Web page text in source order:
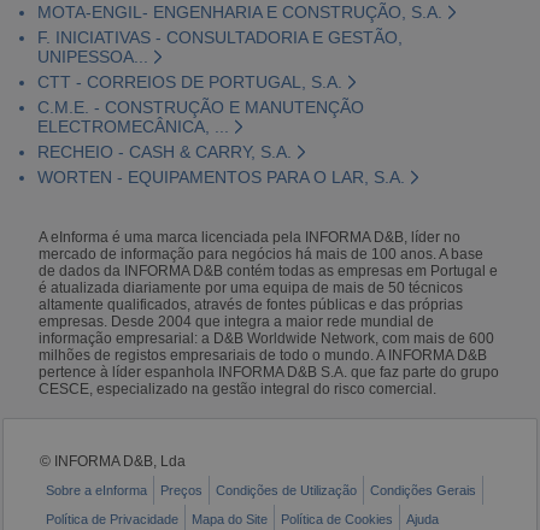
MOTA-ENGIL- ENGENHARIA E CONSTRUÇÃO, S.A.
F. INICIATIVAS - CONSULTADORIA E GESTÃO,
UNIPESSOA...
CTT - CORREIOS DE PORTUGAL, S.A.
C.M.E. - CONSTRUÇÃO E MANUTENÇÃO
ELECTROMECÂNICA, ...
RECHEIO - CASH & CARRY, S.A.
WORTEN - EQUIPAMENTOS PARA O LAR, S.A.
A eInforma é uma marca licenciada pela INFORMA D&B, líder no
mercado de informação para negócios há mais de 100 anos. A base
de dados da INFORMA D&B contém todas as empresas em Portugal e
é atualizada diariamente por uma equipa de mais de 50 técnicos
altamente qualificados, através de fontes públicas e das próprias
empresas. Desde 2004 que integra a maior rede mundial de
informação empresarial: a D&B Worldwide Network, com mais de 600
milhões de registos empresariais de todo o mundo. A INFORMA D&B
pertence à líder espanhola INFORMA D&B S.A. que faz parte do grupo
CESCE, especializado na gestão integral do risco comercial.
© INFORMA D&B, Lda
Sobre a eInforma Preços Condições de Utilização
Condições Gerais
Política de Privacidade
Mapa do Site Política de Cookies Ajuda